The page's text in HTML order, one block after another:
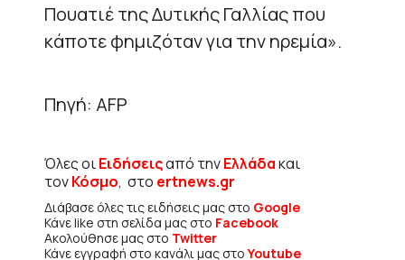
Πουατιέ της Δυτικής Γαλλίας που
κάποτε φημιζόταν για την ηρεμία».
Πηγή: AFP
Όλες οιΕιδήσειςαπό τηνΕλλάδακαι
τονΚόσμο, στο ertnews.gr
Διάβασε όλες τις ειδήσεις μας στο Google
Κάνε like στη σελίδα μας στο Facebook
Ακολούθησε μας στο Twitter
Κάνε εγγραφή στο κανάλι μας στοYoutube